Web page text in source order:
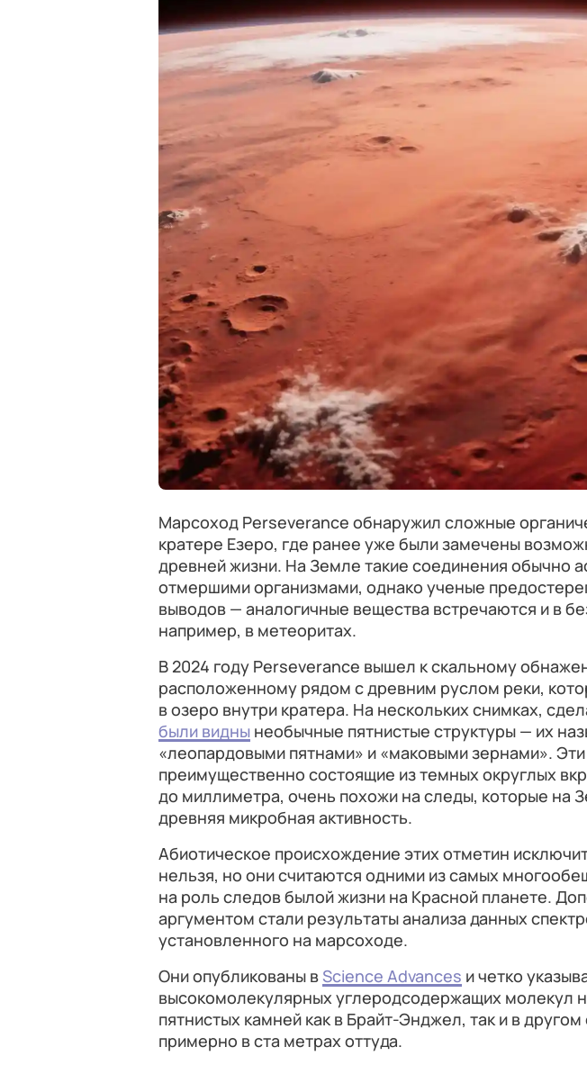
Марсоход Perseverance обнаружил сложные
кратере Езеро, где ранее уже были замечены
древней жизни. На Земле такие соединения обычно
отмершими организмами, однако ученые
выводов — аналогичные вещества встречаются и в
например, в метеоритах.
В 2024 году Perseverance вышел к скальному
расположенному рядом с древним руслом реки,
в озеро внутри кратера. На нескольких снимках,
были видны необычные пятнистые структуры — их
«леопардовыми пятнами» и «маковыми зернами».
преимущественно состоящие из темных округлых
до миллиметра, очень похожи на следы, которые на
древняя микробная активность.
Абиотическое происхождение этих отметин
нельзя, но они считаются одними из самых
на роль следов былой жизни на Красной планете.
аргументом стали результаты анализа данных
установленного на марсоходе.
Они опубликованы в Science Advances и четко
высокомолекулярных углеродсодержащих молекул
пятнистых камней как в Брайт-Энджел, так и в
примерно в ста метрах оттуда.